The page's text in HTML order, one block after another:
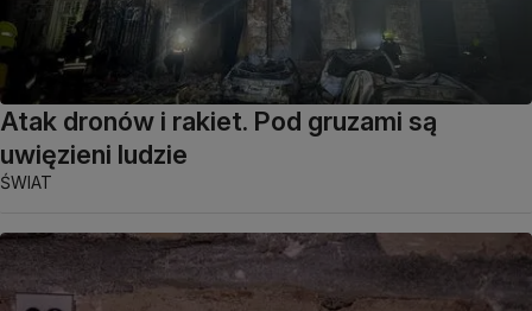
Atak dronów i rakiet. Pod gruzami są
uwięzieni ludzie
ŚWIAT